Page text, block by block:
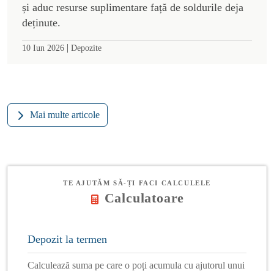
și aduc resurse suplimentare față de soldurile deja
deținute.
10 Iun 2026 | Depozite
Mai multe articole
TE AJUTĂM SĂ-ȚI FACI CALCULELE
Calculatoare
Depozit la termen
Calculează suma pe care o poți acumula cu ajutorul unui